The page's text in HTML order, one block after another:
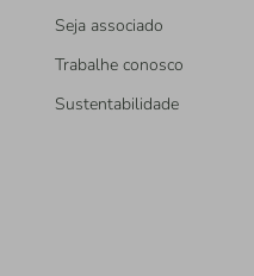
Seja associado
Trabalhe conosco
Sustentabilidade